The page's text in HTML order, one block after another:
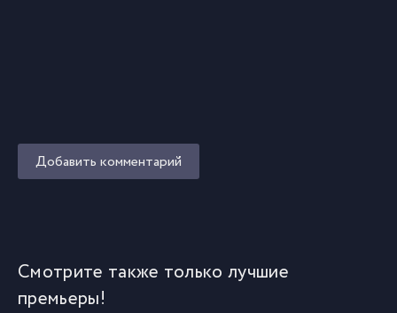
Добавить комментарий
Смотрите также только лучшие
премьеры!